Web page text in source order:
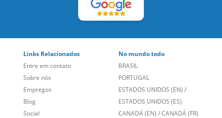
Links Relacionados
Entre em contato
Sobre nós
Empregos
Blog
Social
No mundo todo
BRASIL
PORTUGAL
ESTADOS UNIDOS (EN) /
ESTADOS UNIDOS (ES)
CANADÁ (EN) /CANADÁ (FR)